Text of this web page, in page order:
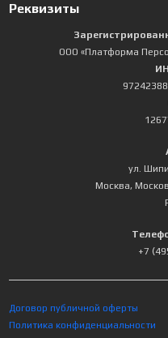
Реквизиты
ООО «Платформа
ул.
Москва,
+7
Договор публичной оферты
Политика конфиденциальности